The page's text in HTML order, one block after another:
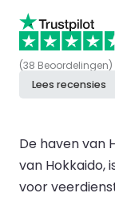
(38 Beoordelingen)
Lees recensies
De haven van
van Hokkaido,
voor